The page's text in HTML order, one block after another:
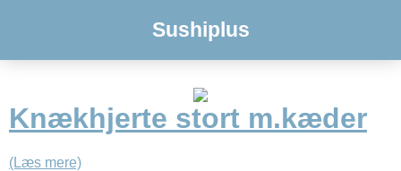
Sushiplus
Knækhjerte stort m.kæder
(Læs mere)